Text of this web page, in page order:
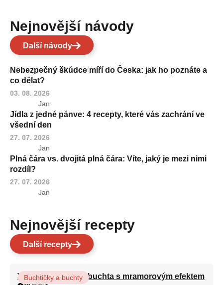
Nejnovější návody
Další návody
Nebezpečný škůdce míří do Česka: jak ho poznáte a
co dělat?
03. 08. 2026
Jan
Jídla z jedné pánve: 4 recepty, které vás zachrání ve
všední den
27. 07. 2026
Jan
Plná čára vs. dvojitá plná čára: Víte, jaký je mezi nimi
rozdíl?
27. 07. 2026
Jan
Nejnovější recepty
Další recepty
Vláčná olejová litá buchta s mramorovým efektem
Buchtičky a buchty